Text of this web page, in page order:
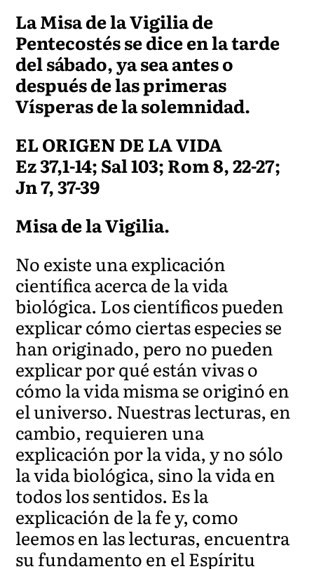
La Misa de la Vigilia de
Pentecostés se dice en la tarde
del sábado, ya sea antes o
después de las primeras
Vísperas de la solemnidad.
EL ORIGEN DE LA VIDA
Ez 37,1-14; Sal 103; Rom 8, 22-27;
Jn 7, 37-39
Misa de la Vigilia.
No existe una explicación
científica acerca de la vida
biológica. Los científicos pueden
explicar cómo ciertas especies se
han originado, pero no pueden
explicar por qué están vivas o
cómo la vida misma se originó en
el universo. Nuestras lecturas, en
cambio, requieren una
explicación por la vida, y no sólo
la vida biológica, sino la vida en
todos los sentidos. Es la
explicación de la fe y, como
leemos en las lecturas, encuentra
su fundamento en el Espíritu